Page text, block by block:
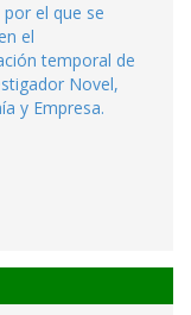
el que se
el
temporal de
Novel,
y Empresa.